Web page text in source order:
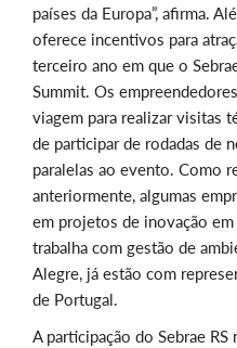
países da Europa”, afirma.
oferece incentivos para
terceiro ano em que o
Summit. Os
viagem para realizar visitas
de participar de rodadas de
paralelas ao evento. Como
anteriormente, algumas
em projetos de inovação
trabalha com gestão de
Alegre, já estão com
de Portugal.
A participação do Sebrae